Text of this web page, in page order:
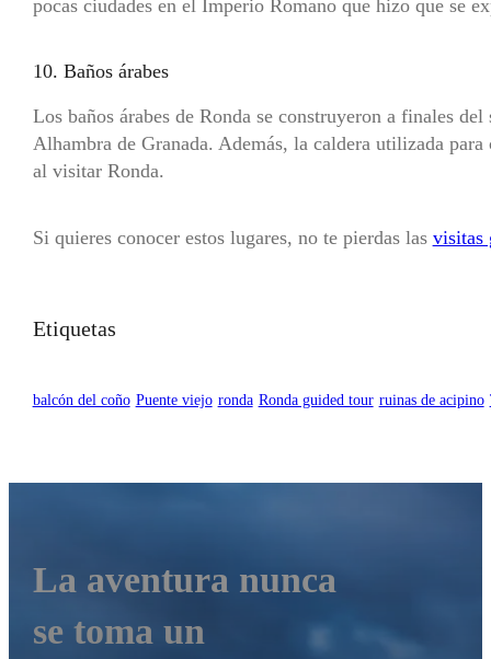
pocas ciudades en el Imperio Romano que hizo que se
10. Baños árabes
Los baños árabes de Ronda se construyeron a finales
Alhambra de Granada. Además, la caldera utilizada
al visitar Ronda.
Si quieres conocer estos lugares, no te pierdas las visitas
Etiquetas
balcón del coño Puente viejo ronda Ronda guided tour ruinas de acipino
La aventura nunca
se toma un